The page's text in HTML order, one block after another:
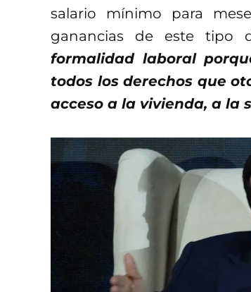
salario mínimo para
ganancias de este tipo
formalidad laboral
todos los derechos que
acceso a la vivienda, a la